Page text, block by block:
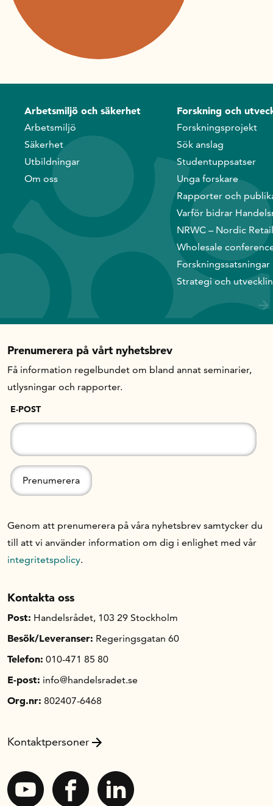
Arbetsmiljö och säkerhet
Arbetsmiljö
Säkerhet
Utbildningar
Om oss
Forskning och
Forskningsprojekt
Sök anslag
Studentuppsatser
Unga forskare
Rapporter och
Varför bidrar
NRWC – Nordic
Wholesale
Forskningssatsningar
Strategi och
Prenumerera på vårt nyhetsbrev
Få information regelbundet om bland annat seminarier,
utlysningar och rapporter.
E-POST
Genom att prenumerera på våra nyhetsbrev samtycker du
till att vi använder information om dig i enlighet med vår
integritetspolicy.
Kontakta oss
Post: Handelsrådet, 103 29 Stockholm
Besök/Leveranser: Regeringsgatan 60
Telefon: 010-471 85 80
E-post: info@handelsradet.se
Org.nr: 802407-6468
Kontaktpersoner